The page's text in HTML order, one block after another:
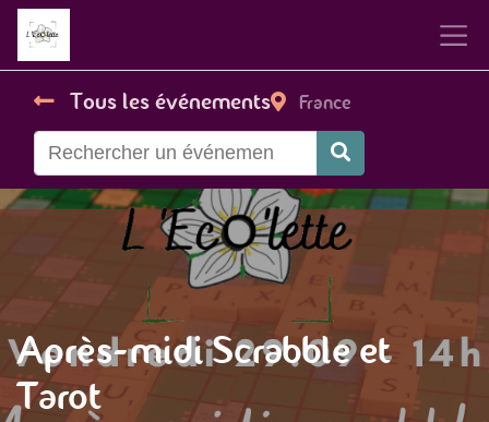
Tous les événements France
Après-midi Scrabble et
Tarot